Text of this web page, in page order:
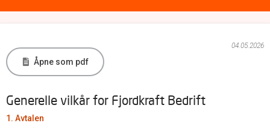
Åpne som pdf
04.05.2026
Generelle vilkår for Fjordkraft Bedrift
1. Avtalen